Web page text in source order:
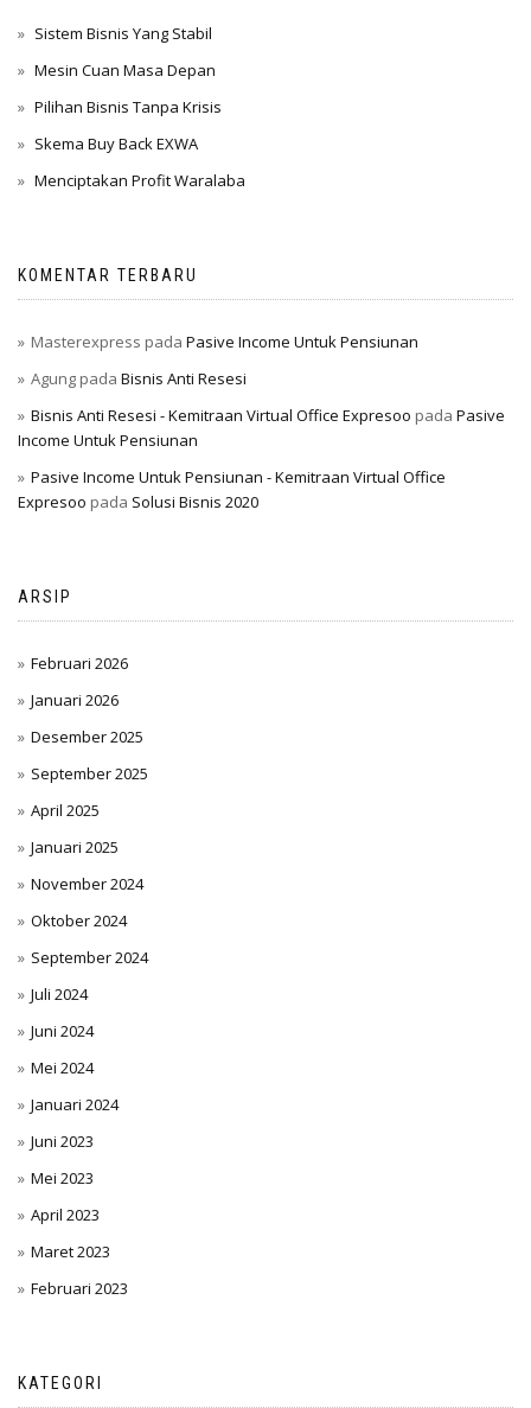
Sistem Bisnis Yang Stabil
Mesin Cuan Masa Depan
Pilihan Bisnis Tanpa Krisis
Skema Buy Back EXWA
Menciptakan Profit Waralaba
KOMENTAR TERBARU
Masterexpress pada Pasive Income Untuk Pensiunan
Agung pada Bisnis Anti Resesi
Bisnis Anti Resesi - Kemitraan Virtual Office Expresoo pada Pasive
Income Untuk Pensiunan
Pasive Income Untuk Pensiunan - Kemitraan Virtual Office
Expresoo pada Solusi Bisnis 2020
ARSIP
Februari 2026
Januari 2026
Desember 2025
September 2025
April 2025
Januari 2025
November 2024
Oktober 2024
September 2024
Juli 2024
Juni 2024
Mei 2024
Januari 2024
Juni 2023
Mei 2023
April 2023
Maret 2023
Februari 2023
KATEGORI